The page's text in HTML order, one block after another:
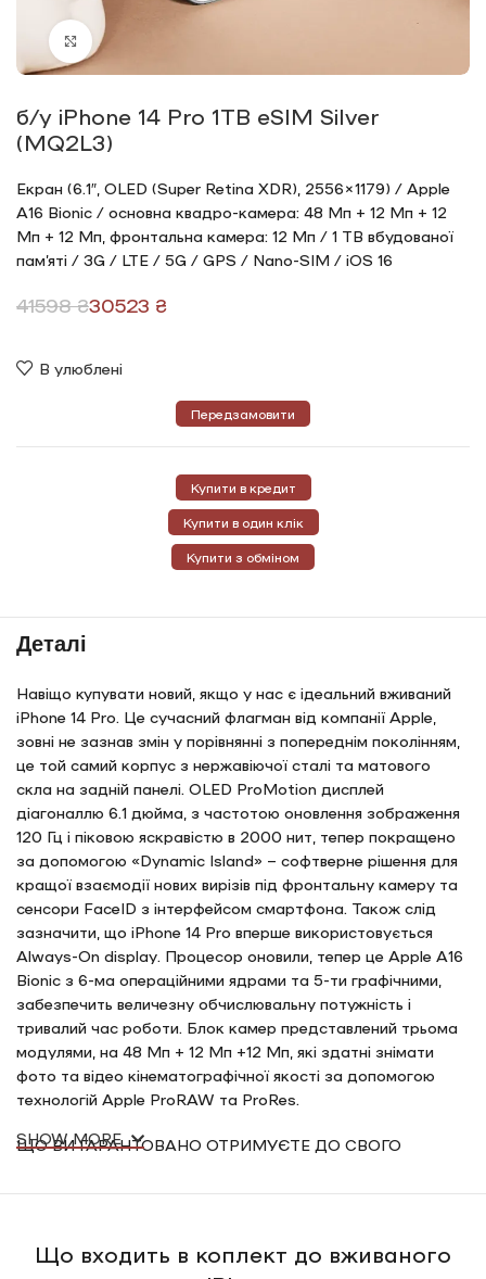
Click to enlarge
б/у iPhone 14 Pro 1TB eSIM Silver
(MQ2L3)
Екран (6.1″, OLED (Super Retina XDR), 2556×1179) / Apple
A16 Bionic / основна квадро-камера: 48 Мп + 12 Мп + 12
Мп + 12 Мп, фронтальна камера: 12 Мп / 1 TB вбудованої
пам’яті / 3G / LTE / 5G / GPS / Nano-SIM / iOS 16
41598₴30523 ₴
В улюблені
Передзамовити
Купити в кредит
Купити в один клік
Купити з обміном
Деталі
Навіщо купувати новий, якщо у нас є ідеальний вживаний
iPhone 14 Pro. Це сучасний флагман від компанії Apple,
зовні не зазнав змін у порівнянні з попереднім поколінням,
це той самий корпус з нержавіючої сталі та матового
скла на задній панелі. OLED ProMotion дисплей
діагоналлю 6.1 дюйма, з частотою оновлення зображення
120 Гц і піковою яскравістю в 2000 нит, тепер покращено
за допомогою «Dynamic Island» – софтверне рішення для
кращої взаємодії нових вирізів під фронтальну камеру та
сенсори FaceID з інтерфейсом смартфона. Також слід
зазначити, що iPhone 14 Pro вперше використовується
Always-On display. Процесор оновили, тепер це Apple A16
Bionic з 6-ма операційними ядрами та 5-ти графічними,
забезпечить величезну обчислювальну потужність і
тривалий час роботи. Блок камер представлений трьома
модулями, на 48 Мп + 12 Мп +12 Мп, які здатні знімати
фото та відео кінематографічної якості за допомогою
технологій Apple ProRAW та ProRes.
ЩО ВИ ГАРАНТОВАНО ОТРИМУЄТЕ ДО СВОГО
на вживаний в ідеальному стані ґаджет. Проте ви можете
SHOW MORE
Що входить в коплект до вживаного